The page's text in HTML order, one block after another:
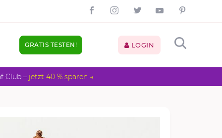
GRATIS TESTEN! LOGIN
Club – jetzt 40 % sparen →